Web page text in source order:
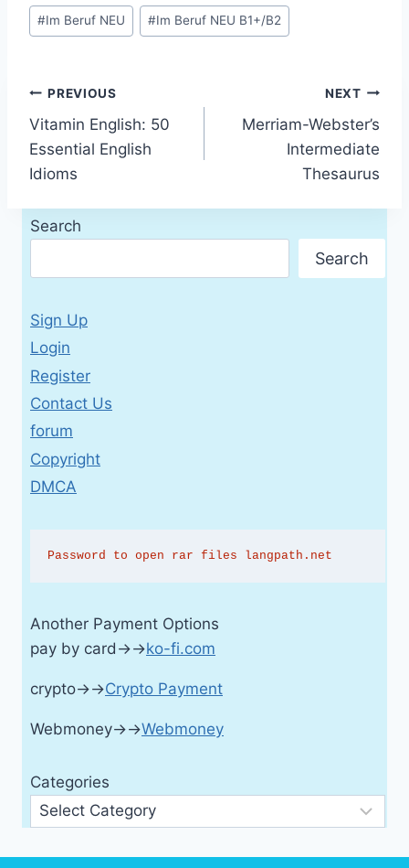
Post
Tags:
#Im Beruf NEU #Im Beruf NEU B1+/B2
Post
navigation
PREVIOUS
Vitamin English: 50
Essential English
Idioms
NEXT
Merriam-Webster’s
Intermediate
Thesaurus
Search
Search
Sign Up
Login
Register
Contact Us
forum
Copyright
DMCA
Password to open rar files langpath.net
Another Payment Options
pay by card→→ko-fi.com
crypto→→Crypto Payment
Webmoney→→Webmoney
Categories